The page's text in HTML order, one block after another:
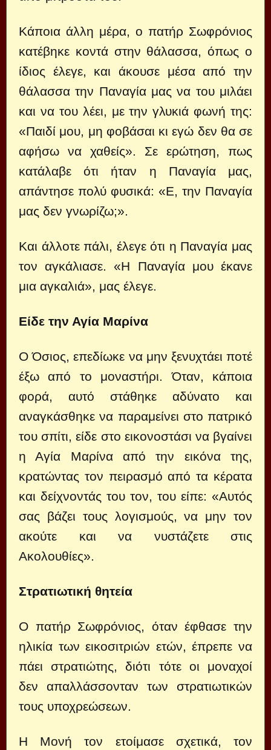
Κάποια άλλη μέρα, ο πατήρ Σωφρόνιος
κατέβηκε κοντά στην θάλασσα, όπως ο
ίδιος έλεγε, και άκουσε μέσα από την
θάλασσα την Παναγία μας να του μιλάει
και να του λέει, με την γλυκιά φωνή της:
«Παιδί μου, μη φοβάσαι κι εγώ δεν θα σε
αφήσω να χαθείς». Σε ερώτηση, πως
κατάλαβε ότι ήταν η Παναγία μας,
απάντησε πολύ φυσικά: «Ε, την Παναγία
μας δεν γνωρίζω;».
Και άλλοτε πάλι, έλεγε ότι η Παναγία μας
τον αγκάλιασε. «Η Παναγία μου έκανε
μια αγκαλιά», μας έλεγε.
Είδε την Αγία Μαρίνα
Ο Όσιος, επεδίωκε να μην ξενυχτάει ποτέ
έξω από το μοναστήρι. Όταν, κάποια
φορά, αυτό στάθηκε αδύνατο και
αναγκάσθηκε να παραμείνει στο πατρικό
του σπίτι, είδε στο εικονοστάσι να βγαίνει
η Αγία Μαρίνα από την εικόνα της,
κρατώντας τον πειρασμό από τα κέρατα
και δείχνοντάς του τον, του είπε: «Αυτός
σας βάζει τους λογισμούς, να μην τον
ακούτε και να νυστάζετε στις
Ακολουθίες».
Στρατιωτική θητεία
Ο πατήρ Σωφρόνιος, όταν έφθασε την
ηλικία των εικοσιτριών ετών, έπρεπε να
πάει στρατιώτης, διότι τότε οι μοναχοί
δεν απαλλάσσονταν των στρατιωτικών
τους υποχρεώσεων.
Η Μονή τον ετοίμασε σχετικά, τον